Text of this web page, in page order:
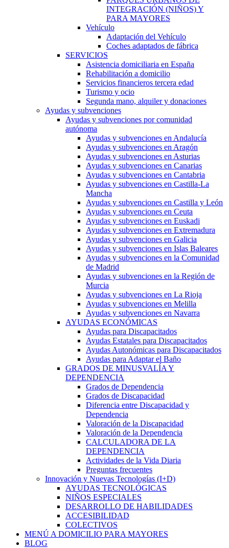
INTEGRACIÓN (NIÑOS) Y
PARA MAYORES
Vehículo
Adaptación del Vehículo
Coches adaptados de fábrica
SERVICIOS
Asistencia domiciliaria en España
Rehabilitación a domicilio
Servicios financieros tercera edad
Turismo y ocio
Segunda mano, alquiler y donaciones
Ayudas y subvenciones
Ayudas y subvenciones por comunidad
autónoma
Ayudas y subvenciones en Andalucía
Ayudas y subvenciones en Aragón
Ayudas y subvenciones en Asturias
Ayudas y subvenciones en Canarias
Ayudas y subvenciones en Cantabria
Ayudas y subvenciones en Castilla-La
Mancha
Ayudas y subvenciones en Castilla y León
Ayudas y subvenciones en Ceuta
Ayudas y subvenciones en Euskadi
Ayudas y subvenciones en Extremadura
Ayudas y subvenciones en Galicia
Ayudas y subvenciones en Islas Baleares
Ayudas y subvenciones en la Comunidad
de Madrid
Ayudas y subvenciones en la Región de
Murcia
Ayudas y subvenciones en La Rioja
Ayudas y subvenciones en Melilla
Ayudas y subvenciones en Navarra
AYUDAS ECONÓMICAS
Ayudas para Discapacitados
Ayudas Estatales para Discapacitados
Ayudas Autonómicas para Discapacitados
Ayudas para Adaptar el Baño
GRADOS DE MINUSVALÍA Y
DEPENDENCIA
Grados de Dependencia
Grados de Discapacidad
Diferencia entre Discapacidad y
Dependencia
Valoración de la Discapacidad
Valoración de la Dependencia
CALCULADORA DE LA
DEPENDENCIA
Actividades de la Vida Diaria
Preguntas frecuentes
Innovación y Nuevas Tecnologías (I+D)
AYUDAS TECNOLÓGICAS
NIÑOS ESPECIALES
DESARROLLO DE HABILIDADES
ACCESIBILIDAD
COLECTIVOS
MENÚ A DOMICILIO PARA MAYORES
BLOG